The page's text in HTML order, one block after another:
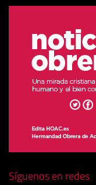
Síguenos en redes